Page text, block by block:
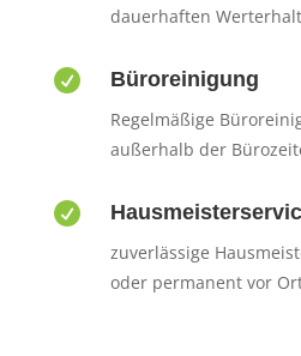
dauerhaften
 Büroreinigung
Regelmäßige
außerhalb der

zuverlässige
oder permanent vor